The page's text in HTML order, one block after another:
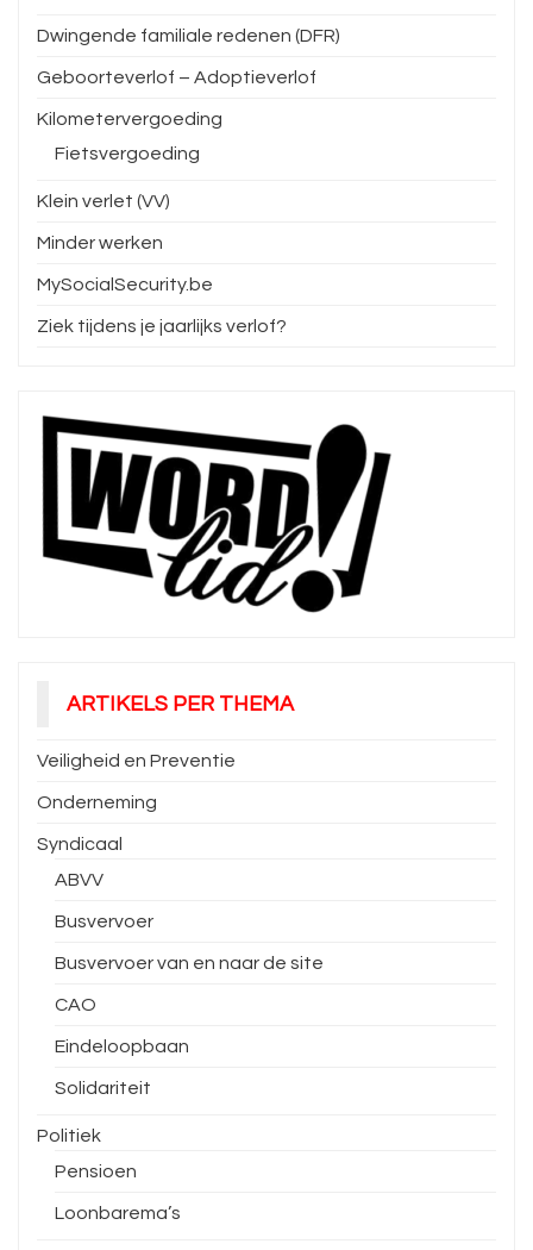
Dwingende familiale redenen (DFR)
Geboorteverlof – Adoptieverlof
Kilometervergoeding
Fietsvergoeding
Klein verlet (VV)
Minder werken
MySocialSecurity.be
Ziek tijdens je jaarlijks verlof?
ARTIKELS PER THEMA
Veiligheid en Preventie
Onderneming
Syndicaal
ABVV
Busvervoer
Busvervoer van en naar de site
CAO
Eindeloopbaan
Solidariteit
Politiek
Pensioen
Loonbarema’s